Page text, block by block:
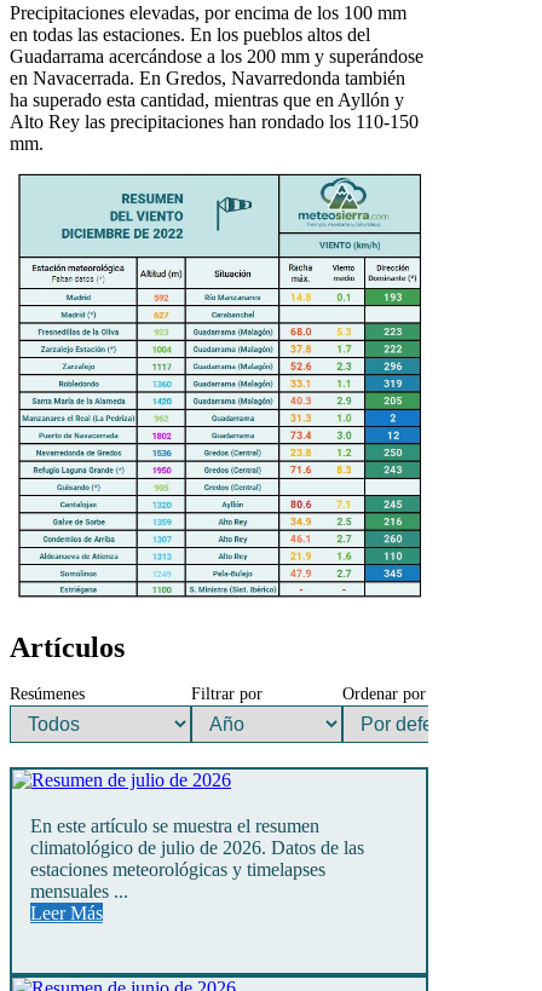
Precipitaciones elevadas, por encima de los 100 mm
en todas las estaciones. En los pueblos altos del
Guadarrama acercándose a los 200 mm y superándose
en Navacerrada. En Gredos, Navarredonda también
ha superado esta cantidad, mientras que en Ayllón y
Alto Rey las precipitaciones han rondado los 110-150
mm.
Artículos
Resúmenes Filtrar por Ordenar por
En este artículo se muestra el resumen
climatológico de julio de 2026. Datos de las
estaciones meteorológicas y timelapses
mensuales ...
Leer Más